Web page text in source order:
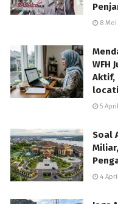
8 Mei
WFH
Aktif,
5
Soal
4